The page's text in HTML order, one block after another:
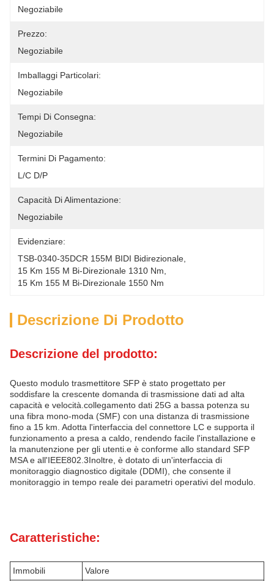
Negoziabile
Prezzo:
Negoziabile
Imballaggi Particolari:
Negoziabile
Tempi Di Consegna:
Negoziabile
Termini Di Pagamento:
L/C D/P
Capacità Di Alimentazione:
Negoziabile
Evidenziare:
TSB-0340-35DCR 155M BIDI Bidirezionale
15 Km 155 M Bi-Direzionale 1310 Nm
15 Km 155 M Bi-Direzionale 1550 Nm
Descrizione Di Prodotto
Descrizione del prodotto:
Questo modulo trasmettitore SFP è stato progettato per
soddisfare la crescente domanda di trasmissione dati ad alta
capacità e velocità.collegamento dati 25G a bassa potenza su
una fibra mono-moda (SMF) con una distanza di trasmissione
fino a 15 km. Adotta l'interfaccia del connettore LC e supporta il
funzionamento a presa a caldo, rendendo facile l'installazione e
la manutenzione per gli utenti.e è conforme allo standard SFP
MSA e all'IEEE802.3Inoltre, è dotato di un'interfaccia di
monitoraggio diagnostico digitale (DDMI), che consente il
monitoraggio in tempo reale dei parametri operativi del modulo.
Caratteristiche:
Immobili
Valore